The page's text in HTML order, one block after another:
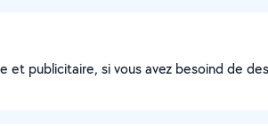
et publicitaire, si vous avez besoind de